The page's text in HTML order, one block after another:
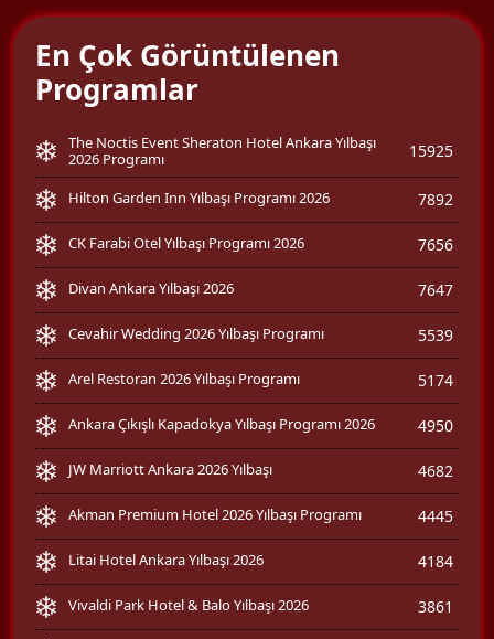
En Çok Görüntülenen
Programlar
The Noctis Event Sheraton Hotel Ankara Yılbaşı
2026 Programı
15925
Hilton Garden Inn Yılbaşı Programı 2026 7892
CK Farabi Otel Yılbaşı Programı 2026 7656
Divan Ankara Yılbaşı 2026 7647
Cevahir Wedding 2026 Yılbaşı Programı 5539
Arel Restoran 2026 Yılbaşı Programı 5174
Ankara Çıkışlı Kapadokya Yılbaşı Programı 2026 4950
JW Marriott Ankara 2026 Yılbaşı 4682
Akman Premium Hotel 2026 Yılbaşı Programı 4445
Litai Hotel Ankara Yılbaşı 2026 4184
Vivaldi Park Hotel & Balo Yılbaşı 2026 3861